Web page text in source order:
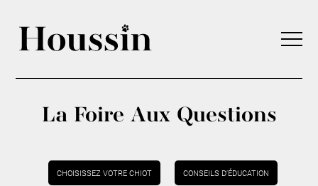
La Foire Aux Questions
CHOISISSEZ VOTRE CHIOT CONSEILS D’ÉDUCATION